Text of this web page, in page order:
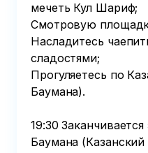
мечеть Кул Шариф;
Смотровую
Насладитесь
сладостями;
Прогуляетесь по
Баумана).
19:30
Баумана